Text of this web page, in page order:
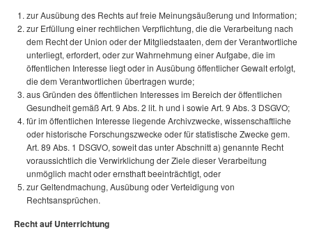
zur Ausübung des Rechts auf freie Meinungsäußerung und Information;
zur Erfüllung einer rechtlichen Verpflichtung, die die Verarbeitung nach
dem Recht der Union oder der Mitgliedstaaten, dem der Verantwortliche
unterliegt, erfordert, oder zur Wahrnehmung einer Aufgabe, die im
öffentlichen Interesse liegt oder in Ausübung öffentlicher Gewalt erfolgt,
die dem Verantwortlichen übertragen wurde;
aus Gründen des öffentlichen Interesses im Bereich der öffentlichen
Gesundheit gemäß Art. 9 Abs. 2 lit. h und i sowie Art. 9 Abs. 3 DSGVO;
für im öffentlichen Interesse liegende Archivzwecke, wissenschaftliche
oder historische Forschungszwecke oder für statistische Zwecke gem.
Art. 89 Abs. 1 DSGVO, soweit das unter Abschnitt a) genannte Recht
voraussichtlich die Verwirklichung der Ziele dieser Verarbeitung
unmöglich macht oder ernsthaft beeinträchtigt, oder
zur Geltendmachung, Ausübung oder Verteidigung von
Rechtsansprüchen.
Recht auf Unterrichtung